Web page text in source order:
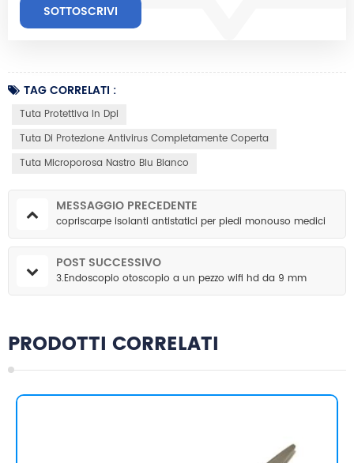
TAG CORRELATI :
Tuta Protettiva In Dpi
Tuta Di Protezione Antivirus Completamente Coperta
Tuta Microporosa Nastro Blu Bianco
MESSAGGIO PRECEDENTE
copriscarpe isolanti antistatici per piedi monouso medici
POST SUCCESSIVO
3.Endoscopio otoscopio a un pezzo wifi hd da 9 mm
PRODOTTI CORRELATI